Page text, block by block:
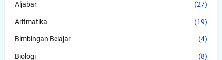
Aljabar (27)
Aritmatika (19)
Bimbingan Belajar (4)
Biologi (8)